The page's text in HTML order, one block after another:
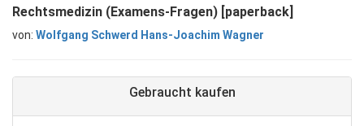
Rechtsmedizin (Examens-Fragen) [paperback]
von: Wolfgang Schwerd Hans-Joachim Wagner
Gebraucht kaufen